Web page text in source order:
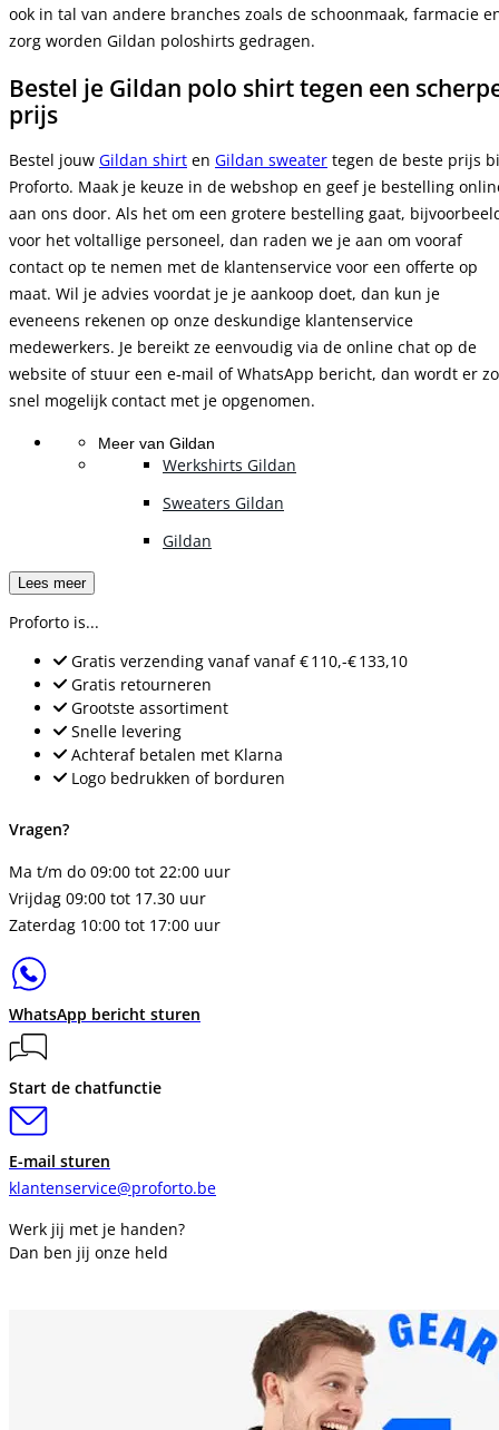
ook in tal van andere branches zoals de schoonmaak, farmacie
zorg worden Gildan poloshirts gedragen.
Bestel je Gildan polo shirt tegen een
prijs
Bestel jouw Gildan shirt en Gildan sweater tegen de beste prijs
Proforto. Maak je keuze in de webshop en geef je bestelling
aan ons door. Als het om een grotere bestelling gaat,
voor het voltallige personeel, dan raden we je aan om vooraf
contact op te nemen met de klantenservice voor een offerte op
maat. Wil je advies voordat je je aankoop doet, dan kun je
eveneens rekenen op onze deskundige klantenservice
medewerkers. Je bereikt ze eenvoudig via de online chat op de
website of stuur een e-mail of WhatsApp bericht, dan wordt er zo
snel mogelijk contact met je opgenomen.
Meer van Gildan
Werkshirts Gildan
Sweaters Gildan
Gildan
Lees meer
Proforto is...
Gratis verzending vanafvanaf€ 110,-€ 133,10
Gratis retourneren
Grootste assortiment
Snelle levering
Achteraf betalen met Klarna
Logo bedrukken of borduren
Vragen?
Ma t/m do 09:00 tot 22:00 uur
Vrijdag 09:00 tot 17.30 uur
Zaterdag 10:00 tot 17:00 uur
WhatsApp bericht sturen
Start de chatfunctie
E-mail sturen
klantenservice@proforto.be
Werk jij met je handen?
Dan ben jij onze held